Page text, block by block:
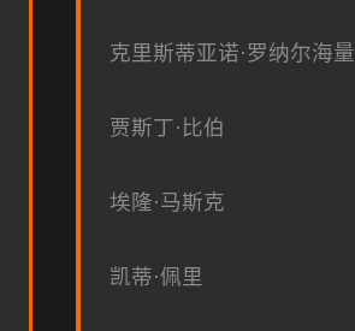
克里斯蒂亚诺·罗纳尔海量
贾斯丁·比伯
埃隆·马斯克
凯蒂·佩里